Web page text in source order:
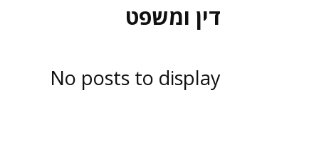
דין ומשפט
No posts to display